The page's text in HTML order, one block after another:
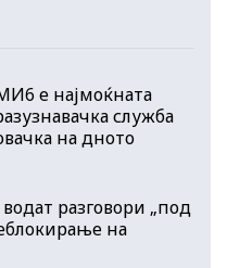
е најмоќната
служба
на дното
разговори „под
на